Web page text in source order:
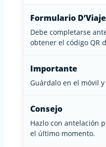
Formulario
Debe completarse
obtener el código QR
Importante
Guárdalo en el móvil
Consejo
Hazlo con antelación
el último momento.